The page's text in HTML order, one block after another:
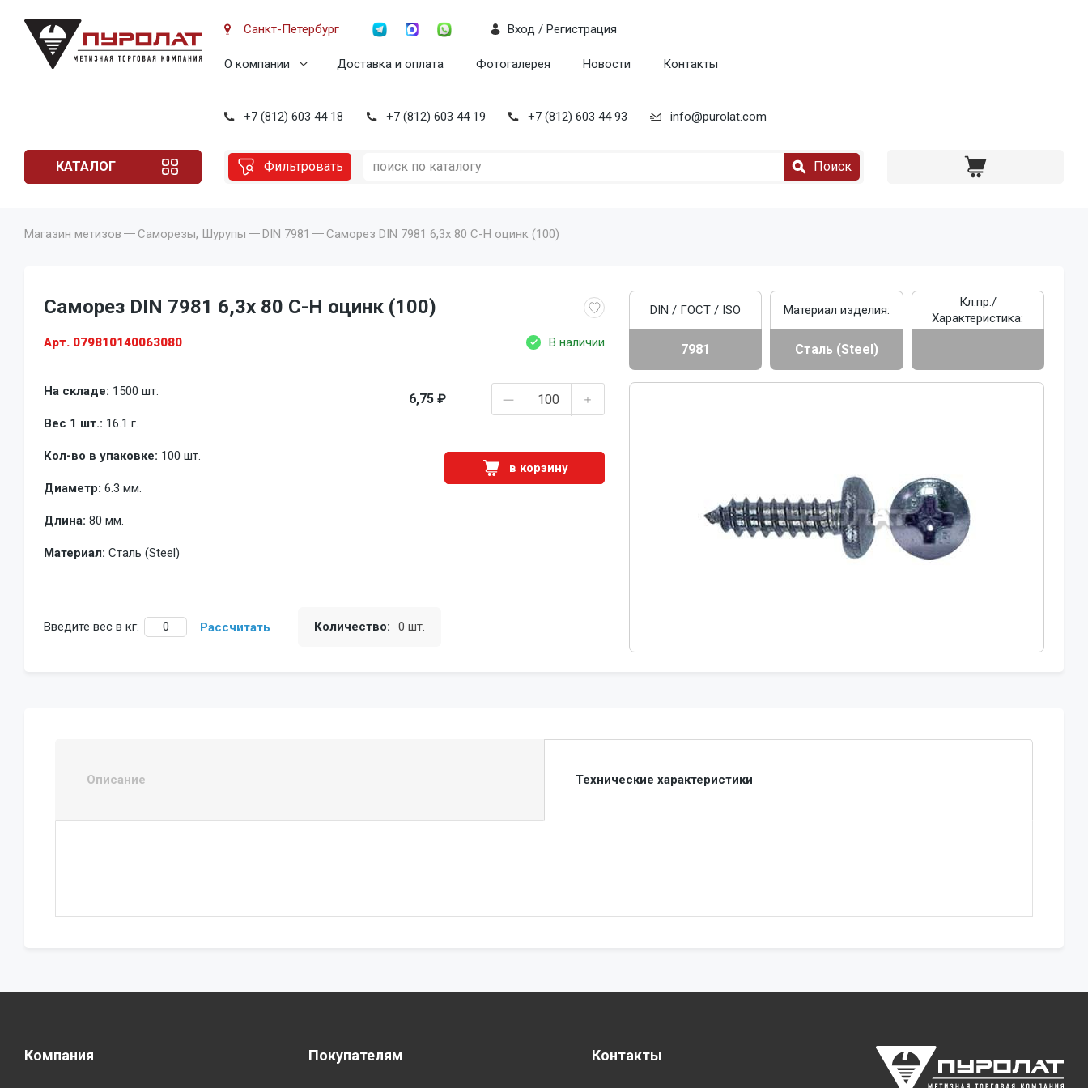
Санкт-Петербург
О компании Доставка и оплата Фотогалерея Новости Контакты
Вход / Регистрация
+7 (812) 603 44 18 +7 (812) 603 44 19 +7 (812) 603 44 93 info@purolat.com
КАТАЛОГ Фильтровать Поиск
Магазин метизов Саморезы, Шурупы DIN 7981 Саморез DIN 7981 6,3x 80 C-H оцинк (100)
Саморез DIN 7981 6,3x 80 C-H оцинк (100)
Арт. 079810140063080 В наличии
На складе: 1500 шт.
Вес 1 шт.: 16.1 г.
Кол-во в упаковке: 100 шт.
Диаметр: 6.3 мм.
Длина: 80 мм.
Материал: Сталь (Steel)
6,75 ₽
в корзину
Введите вес в кг: Рассчитать Количество: 0 шт.
DIN / ГОСТ / ISO
7981
Материал изделия:
Сталь (Steel)
Кл.пр./
Характеристика:
Описание Технические характеристики
Компания Покупателям Контакты